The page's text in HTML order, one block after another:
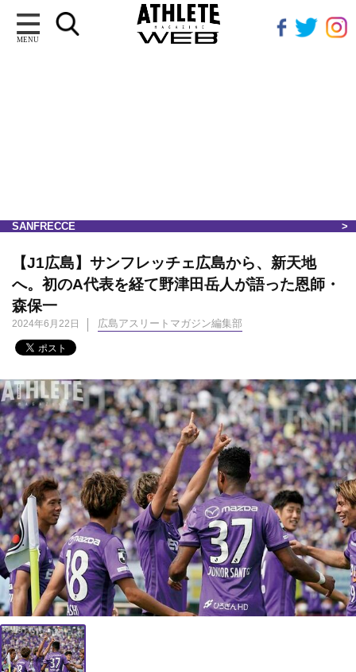
MENU
SANFRECCE
【J1広島】サンフレッチェ広島から、新天地
へ。初のA代表を経て野津田岳人が語った恩師・
森保一
2024年6月22日 広島アスリートマガジン編集部